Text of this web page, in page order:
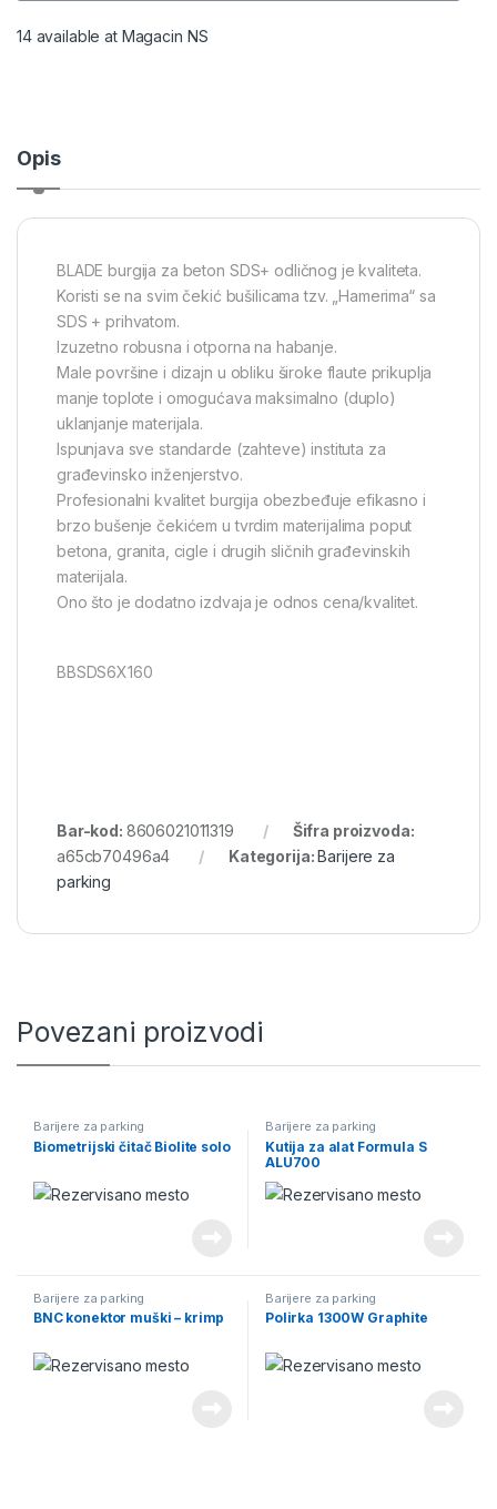
14 available at Magacin NS
Opis
BLADE burgija za beton SDS+ odličnog je kvaliteta.
Koristi se na svim čekić bušilicama tzv. „Hamerima“ sa
SDS + prihvatom.
Izuzetno robusna i otporna na habanje.
Male površine i dizajn u obliku široke flaute prikuplja
manje toplote i omogućava maksimalno (duplo)
uklanjanje materijala.
Ispunjava sve standarde (zahteve) instituta za
građevinsko inženjerstvo.
Profesionalni kvalitet burgija obezbeđuje efikasno i
brzo bušenje čekićem u tvrdim materijalima poput
betona, granita, cigle i drugih sličnih građevinskih
materijala.
Ono što je dodatno izdvaja je odnos cena/kvalitet.
BBSDS6X160
Bar-kod: 8606021011319
Šifra proizvoda:
a65cb70496a4
Kategorija:Barijere za
parking
Povezani proizvodi
Barijere za parking
Biometrijski čitač Biolite solo
Barijere za parking
Kutija za alat Formula S
ALU700
Barijere za parking
BNC konektor muški – krimp
Barijere za parking
Polirka 1300W Graphite